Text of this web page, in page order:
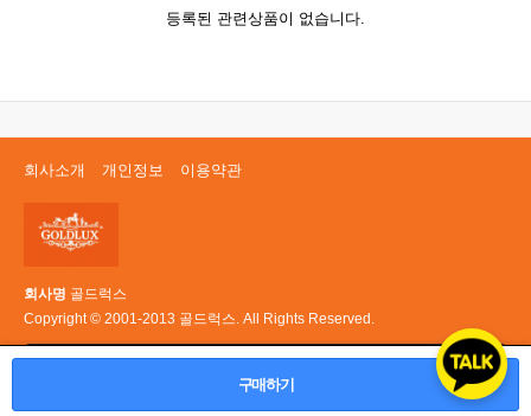
구매하기
등록된 관련상품이 없습니다.
회사소개 개인정보 이용약관
회사명 골드럭스
Copyright © 2001-2013 골드럭스. All Rights Reserved.
PC 버전